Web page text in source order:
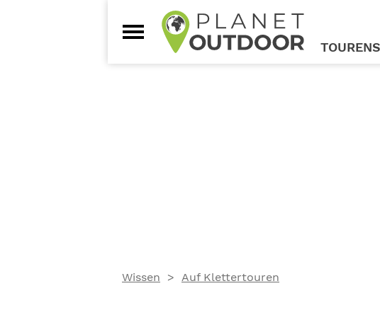
Wissen Auf Klettertouren